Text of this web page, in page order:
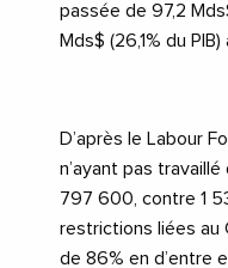
passée de 97,2
Mds$ (26,1% du
D’après le Labour
n’ayant pas
797 600, contre 1
restrictions liées au
de 86% en d’entre